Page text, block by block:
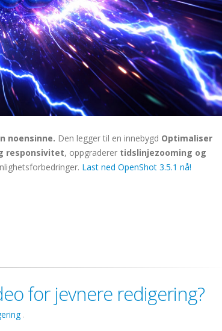
noensinne. Den legger til en innebygd Optimaliser
responsivitet, oppgraderer tidslinjezooming og
Last ned OpenShot 3.5.1 nå!
for jevnere redigering?
.